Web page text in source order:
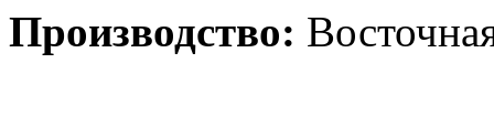
Производство: